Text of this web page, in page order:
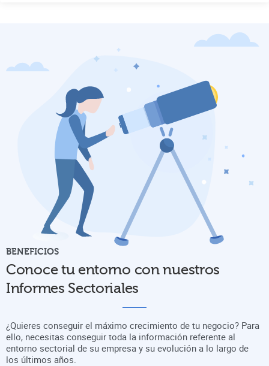
BENEFICIOS
Conoce tu entorno con nuestros
Informes Sectoriales
¿Quieres conseguir el máximo crecimiento de tu negocio? Para
ello, necesitas conseguir toda la información referente al
entorno sectorial de su empresa y su evolución a lo largo de
los últimos años.